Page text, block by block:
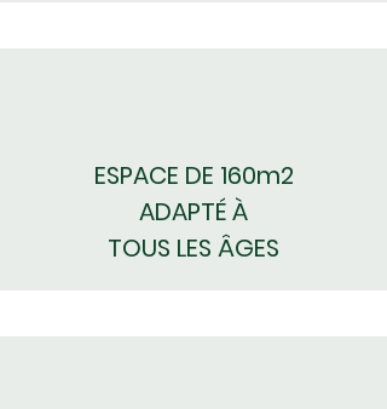
ESPACE DE 160m2
ADAPTÉ À
TOUS LES ÂGES​